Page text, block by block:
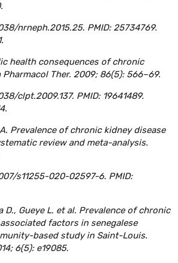
nrneph.2015.25. PMID: 25734769.
health consequences of chronic
Ther. 2009; 86(5): 566–69.
clpt.2009.137. PMID: 19641489.
Prevalence of chronic kidney disease
review and meta-analysis.
s11255-020-02597-6. PMID:
D., Gueye L. et al. Prevalence of chronic
factors in senegalese
based study in Saint-Louis.
6(5): e19085.